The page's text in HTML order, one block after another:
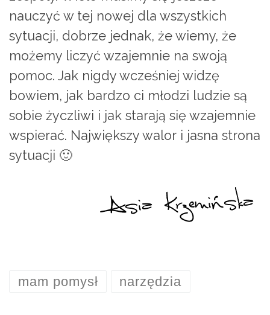
nauczyć w tej nowej dla wszystkich
sytuacji, dobrze jednak, że wiemy, że
możemy liczyć wzajemnie na swoją
pomoc. Jak nigdy wcześniej widzę
bowiem, jak bardzo ci młodzi ludzie są
sobie życzliwi i jak starają się wzajemnie
wspierać. Największy walor i jasna strona
sytuacji 🙂
mam pomysł narzędzia